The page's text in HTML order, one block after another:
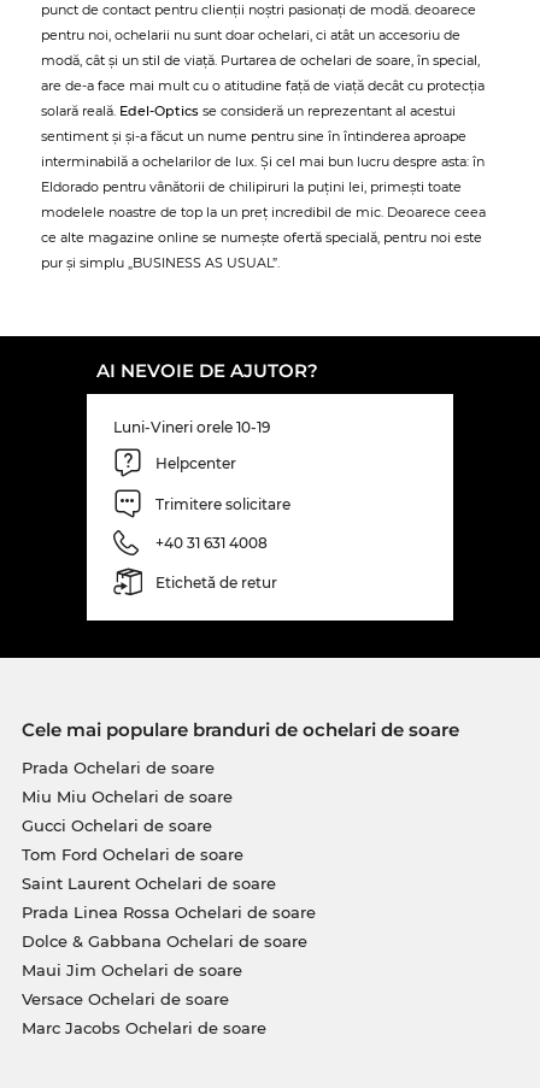
punct de contact pentru clienții noștri pasionați de modă. deoarece
pentru noi, ochelarii nu sunt doar ochelari, ci atât un accesoriu de
modă, cât și un stil de viață. Purtarea de ochelari de soare, în special,
are de-a face mai mult cu o atitudine față de viață decât cu protecția
solară reală. Edel-Optics se consideră un reprezentant al acestui
sentiment și și-a făcut un nume pentru sine în întinderea aproape
interminabilă a ochelarilor de lux. Și cel mai bun lucru despre asta: în
Eldorado pentru vânătorii de chilipiruri la puțini lei, primești toate
modelele noastre de top la un preț incredibil de mic. Deoarece ceea
ce alte magazine online se numește ofertă specială, pentru noi este
pur și simplu „BUSINESS AS USUAL”.
AI NEVOIE DE AJUTOR?
Luni-Vineri orele 10-19
Helpcenter
Trimitere solicitare
+40 31 631 4008
Etichetă de retur
Cele mai populare branduri de ochelari de soare
Prada Ochelari de soare
Miu Miu Ochelari de soare
Gucci Ochelari de soare
Tom Ford Ochelari de soare
Saint Laurent Ochelari de soare
Prada Linea Rossa Ochelari de soare
Dolce & Gabbana Ochelari de soare
Maui Jim Ochelari de soare
Versace Ochelari de soare
Marc Jacobs Ochelari de soare